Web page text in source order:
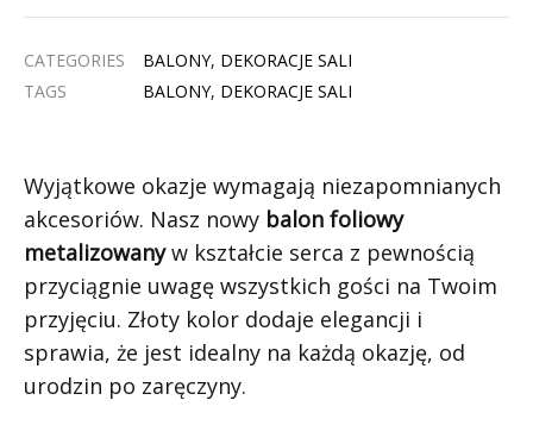
CATEGORIES BALONY, DEKORACJE SALI
TAGS
BALONY, DEKORACJE SALI
Wyjątkowe okazje wymagają niezapomnianych
akcesoriów. Nasz nowy balon foliowy
metalizowanyw kształcie serca z pewnością
przyciągnie uwagę wszystkich gości na Twoim
przyjęciu. Złoty kolor dodaje elegancji i
sprawia, że jest idealny na każdą okazję, od
urodzin po zaręczyny.